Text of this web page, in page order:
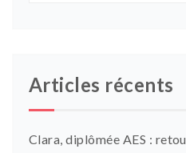
Articles récents
Clara, diplômée AES :